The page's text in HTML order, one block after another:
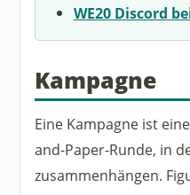
WE20 Discord
Kampagne
Eine Kampagne ist
and-Paper-Runde, in
zusammenhängen.